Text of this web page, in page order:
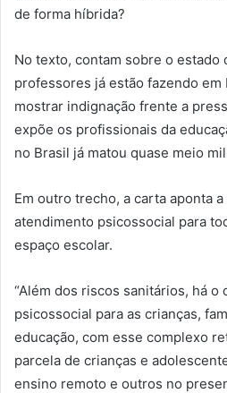
de forma híbrida?
No texto, contam sobre o estado
professores já estão fazendo em
mostrar indignação frente a
expõe os profissionais da
no Brasil já matou quase meio
Em outro trecho, a carta aponta
atendimento psicossocial para
espaço escolar.
“Além dos riscos sanitários, há o
psicossocial para as crianças,
educação, com esse complexo
parcela de crianças e
ensino remoto e outros no